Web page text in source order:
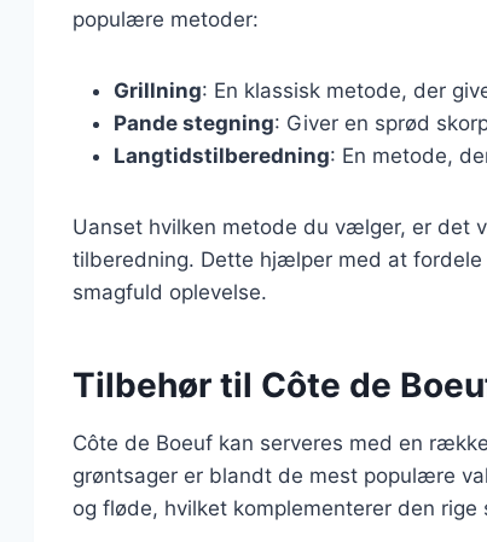
populære metoder:
Grillning: En klassisk metode, der
Pande stegning: Giver en sprød
Langtidstilberedning: En metode,
Uanset hvilken metode du vælger, er det
tilberedning. Dette hjælper med at
smagfuld oplevelse.
Tilbehør til Côte de
Côte de Boeuf kan serveres med en
grøntsager er blandt de mest populære
og fløde, hvilket komplementerer den rige